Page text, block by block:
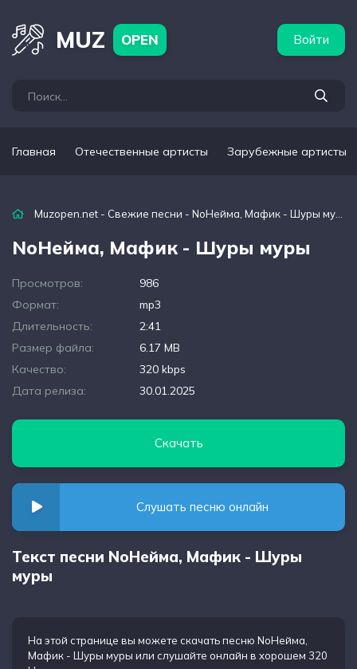
MUZ OPEN Войти
Главная Отечественные артисты Зарубежные артисты
Muzopen.net - Свежие песни - NoНейма, Мафик - Шуры муры
NoНейма, Мафик - Шуры муры
Просмотров:
986
Формат:
mp3
Длительность:
2:41
Размер файла:
6.17 MB
Качество:
320 kbps
Дата релиза:
30.01.2025
Скачать
Слушать песню онлайн
Текст песни NoНейма, Мафик - Шуры
муры
На этой странице вы можете скачать песню NoНейма,
Мафик - Шуры муры или слушайте онлайн в хорошем 320
артисты Популярные подборки